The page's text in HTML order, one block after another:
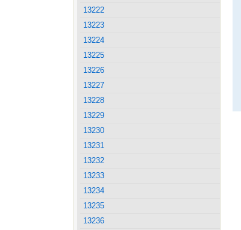
13222
13223
13224
13225
13226
13227
13228
13229
13230
13231
13232
13233
13234
13235
13236